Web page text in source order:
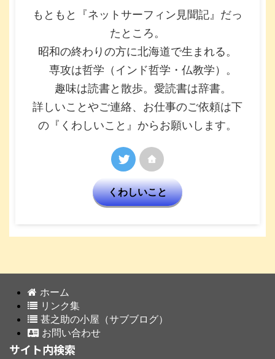
もともと『ネットサーフィン見聞記』だっ
たところ。
昭和の終わりの方に北海道で生まれる。
専攻は哲学（インド哲学・仏教学）。
趣味は読書と散歩。愛読書は辞書。
詳しいことやご連絡、お仕事のご依頼は下
の『くわしいこと』からお願いします。
くわしいこと
ホーム
リンク集
甚之助の小屋（サブブログ）
お問い合わせ
サイト内検索